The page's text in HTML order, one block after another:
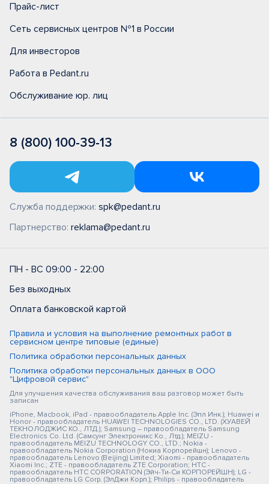
Прайс-лист
Сеть сервисных центров №1 в России
Для инвесторов
Работа в Pedant.ru
Обслуживание юр. лиц
8 (800) 100-39-13
Служба поддержки: spk@pedant.ru
Партнерство: reklama@pedant.ru
ПН - ВС 09:00 - 22:00
Без выходных
Оплата банковской картой
Правила и условия на выполнение ремонтных работ в
сервисном центре типовые (единые)
Политика обработки персональных данных
Политика обработки персональных данных в ООО
"Цифровой сервис"
Для улучшения качества обслуживания ваш разговор может быть
записан
iPhone, Macbook, iPad - правообладатель Apple Inc. (Эпл Инк.); Huawei и
Honor - правообладатель HUAWEI TECHNOLOGIES CO., LTD. (ХУАВЕЙ
ТЕКНОЛОДЖИС КО., ЛТД.); Samsung – правообладатель Samsung
Electronics Co. Ltd. (Самсунг Электроникс Ко., Лтд.); MEIZU -
правообладатель MEIZU TECHNOLOGY CO., LTD.; Nokia -
правообладатель Nokia Corporation (Нокиа Корпорейшн); Lenovo -
правообладатель Lenovo (Beijing) Limited; Xiaomi - правообладатель
Xiaomi Inc.; ZTE - правообладатель ZTE Corporation; HTC -
правообладатель HTC CORPORATION (Эйч-Ти-Си КОРПОРЕЙШН); LG -
правообладатель LG Corp. (ЭлДжи Корп.); Philips - правообладатель